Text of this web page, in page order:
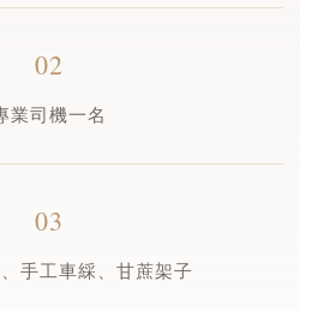
02
業司機一名
03
手工車綵、甘蔗架子